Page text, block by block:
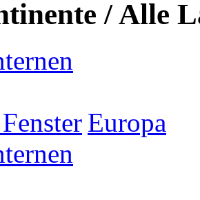
/ Alle
Europa